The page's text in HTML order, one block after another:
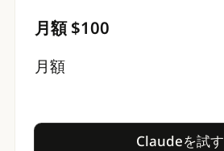
月額 $100
月額
Claudeを試す